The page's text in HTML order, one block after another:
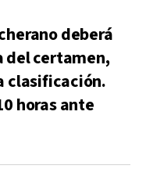
deberá
del certamen,
clasificación.
horas ante